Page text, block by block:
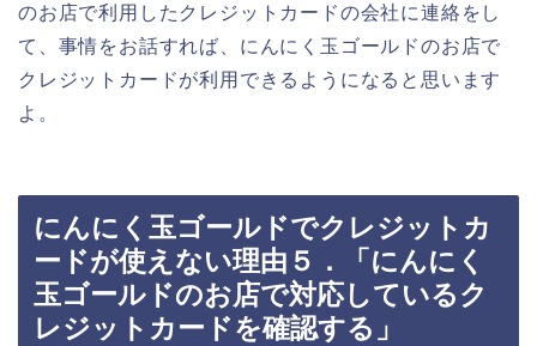
のお店で利用したクレジットカードの会社に連絡をし
て、事情をお話すれば、にんにく玉ゴールドのお店で
クレジットカードが利用できるようになると思います
よ。
にんにく玉ゴールドでクレジットカ
ードが使えない理由５．「にんにく
玉ゴールドのお店で対応しているク
レジットカードを確認する」